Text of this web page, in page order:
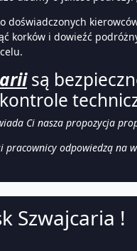
korków i dowieźć
są
Ci nasza propozycja
pracownicy odpowiedzą na
Szwajcaria !